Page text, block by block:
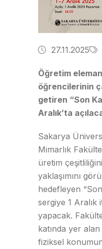
27.11.2025
Öğretim
öğrencilerinin
getiren “Son
Aralık’ta
Sakarya
Mimarlık
üretim
yaklaşımını
hedefleyen
sergiye 1 Aralık
yapacak.
katında yer
fiziksel